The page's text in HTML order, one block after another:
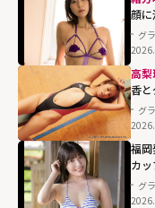
顔に
グ
高梨
香
グ
福岡
カ
グ